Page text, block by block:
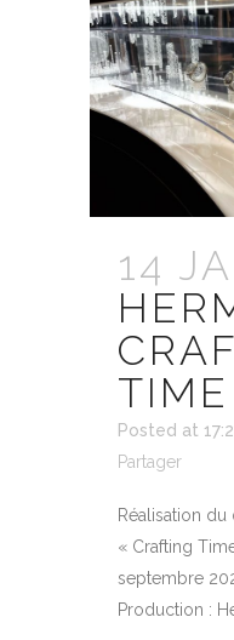
14
Posted at
Partager
Réalisation
« Crafting
septembre
Production :